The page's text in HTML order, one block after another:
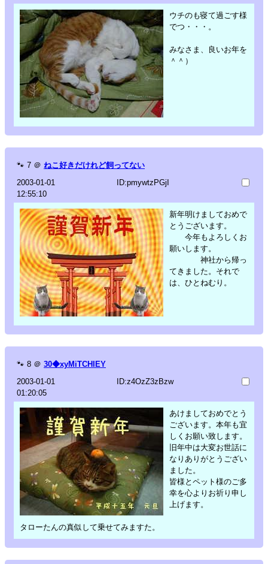
ウチのも寝て過ごす様
でつ・・・。
みなさま、良いお年を
＾＾）
🐾 7 ＠ ねこ好きだけれど飼ってない
2003-01-01
12:55:10
ID:pmywtzPGjI
新年明けましておめで
とうございます。
今年もよろしくお
願いします。
神社から帰っ
てきました。それで
は、ひとねむり。
🐾 8 ＠ 30◆xyMiTCHIEY
2003-01-01
01:20:05
ID:z4OzZ3zBzw
あけましておめでとう
ございます。本年も宜
しくお願い致します。
旧年中は大変お世話に
なりありがとうござい
ました。
皆様とペット様のご多
幸を心よりお祈り申し
上げます。
タローたんの真似して乗せてみますた。